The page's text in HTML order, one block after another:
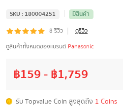
SKU : 180004251 |
มีสินค้า
8 รีวิว |
ดูรีวิว
ดูสินค้าทั้งหมดของแบรนด์ Panasonic
฿159- ฿1,759
รับ Topvalue Coin สูงสุดถึง 1 Coins